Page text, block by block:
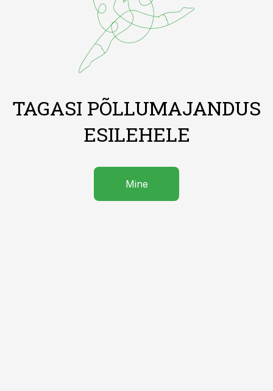
TAGASI PÕLLUMAJANDUS
ESILEHELE
Mine